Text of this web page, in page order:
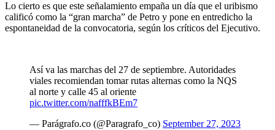
Lo cierto es que este señalamiento empaña un día que el uribismo
calificó como la “gran marcha” de Petro y pone en entredicho la
espontaneidad de la convocatoria, según los críticos del Ejecutivo.
Así va las marchas del 27 de septiembre. Autoridades
viales recomiendan tomar rutas alternas como la NQS
al norte y calle 45 al oriente
pic.twitter.com/nafffkBEm7
— Parágrafo.co (@Paragrafo_co) September 27, 2023